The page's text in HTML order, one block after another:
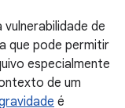
de
que pode permitir
especialmente
de um
é